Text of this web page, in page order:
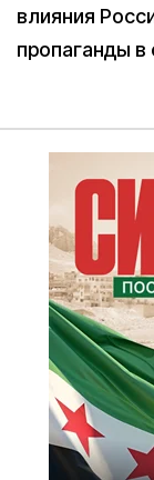
влияния
пропаганды в